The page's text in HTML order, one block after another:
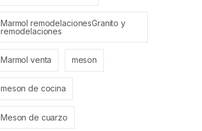
Marmol remodelacionesGranito y
remodelaciones
Marmol venta meson
meson de cocina
Meson de cuarzo